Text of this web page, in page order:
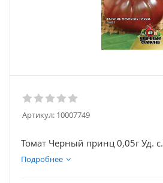
Артикул: 10007749
Томат Черный принц 0,05г Уд. с.
Подробнее